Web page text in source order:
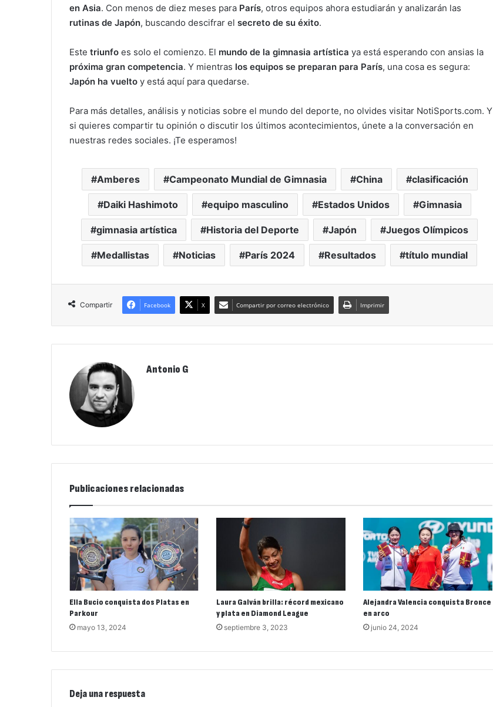
en Asia. Con menos de diez meses para París, otros equipos ahora estudiarán y analizarán las
rutinas de Japón, buscando descifrar el secreto de su éxito.
Este triunfo es solo el comienzo. El mundo de la gimnasia artística ya está esperando con ansias la
próxima gran competencia. Y mientras los equipos se preparan para París, una cosa es segura:
Japón ha vuelto y está aquí para quedarse.
Para más detalles, análisis y noticias sobre el mundo del deporte, no olvides visitar NotiSports.com. Y
si quieres compartir tu opinión o discutir los últimos acontecimientos, únete a la conversación en
nuestras redes sociales. ¡Te esperamos!
Amberes Campeonato Mundial de Gimnasia China clasificación
Daiki Hashimoto equipo masculino Estados Unidos Gimnasia
gimnasia artística Historia del Deporte Japón Juegos Olímpicos
Medallistas Noticias París 2024 Resultados título mundial
Compartir Facebook X Compartir por correo electrónico Imprimir
Antonio G
Publicaciones relacionadas
Ella Bucio conquista dos Platas en
Parkour
mayo 13, 2024
Laura Galván brilla: récord mexicano
y plata en Diamond League
septiembre 3, 2023
Alejandra Valencia conquista Bronce
en arco
junio 24, 2024
Deja una respuesta